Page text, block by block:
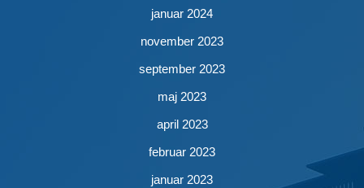
januar 2024
november 2023
september 2023
maj 2023
april 2023
februar 2023
januar 2023